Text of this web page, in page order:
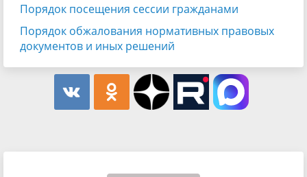
Порядок посещения сессии гражданами
Порядок обжалования нормативных правовых
документов и иных решений